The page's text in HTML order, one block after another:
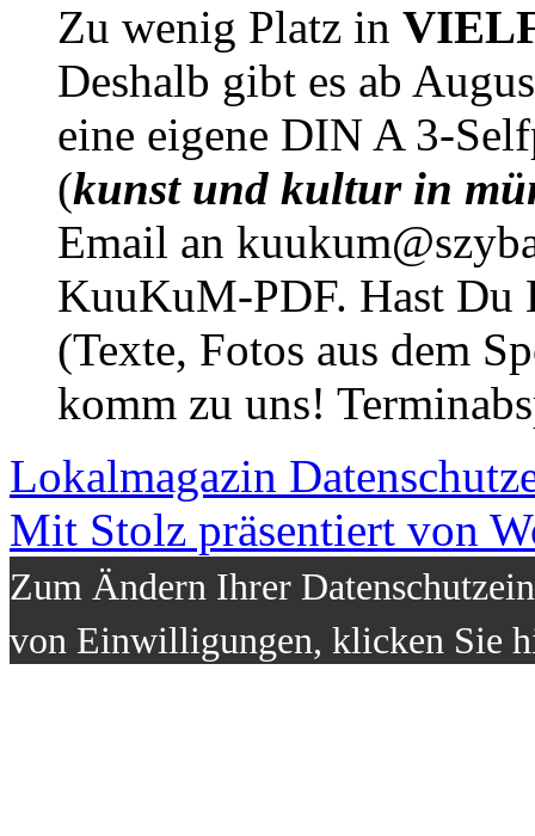
Zu wenig Platz in
Deshalb gibt es ab
eine eigene DIN A 3-
(kunst und kultur in
Email an
KuuKuM-PDF. Hast Du
(Texte, Fotos aus dem
komm zu uns!
Lokalmagazin
Mit Stolz präsentiert von
Zum Ändern Ihrer
von Einwilligungen, klicken Sie